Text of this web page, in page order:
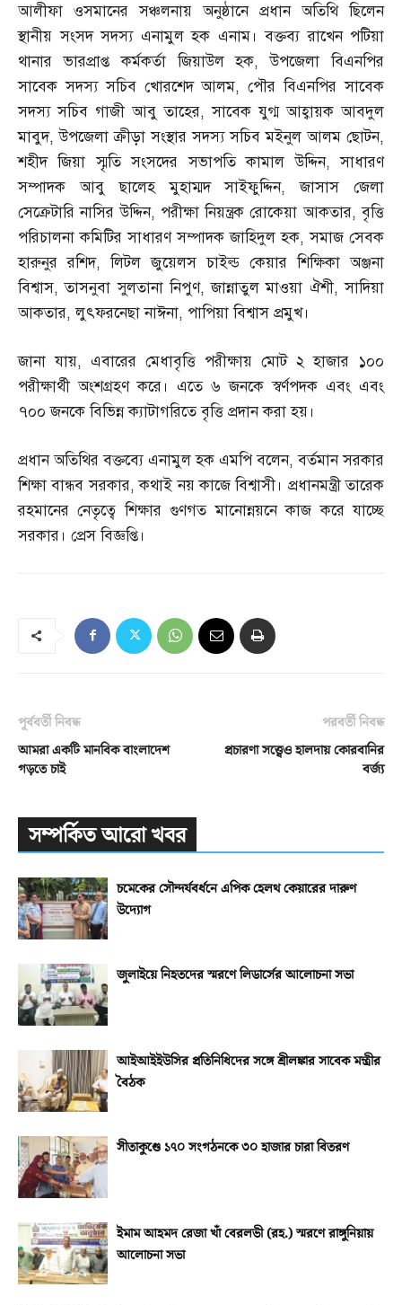
আলীফা ওসমানের সঞ্চলনায় অনুষ্ঠানে প্রধান অতিথি ছিলেন
স্থানীয় সংসদ সদস্য এনামুল হক এনাম। বক্তব্য রাখেন পটিয়া
থানার ভারপ্রাপ্ত কর্মকর্তা জিয়াউল হক,উপজেলা বিএনপির
সাবেক সদস্য সচিব খোরশেদ আলম,পৌর বিএনপির সাবেক
সদস্য সচিব গাজী আবু তাহের,সাবেক যুগ্ম আহ্বায়ক আবদুল
মাবুদ,উপজেলা ক্রীড়া সংস্থার সদস্য সচিব মইনুল আলম ছোটন,
শহীদ জিয়া স্মৃতি সংসদের সভাপতি কামাল উদ্দিন,সাধারণ
সম্পাদক আবু ছালেহ মুহাম্মদ সাইফুদ্দিন,জাসাস জেলা
সেক্রেটারি নাসির উদ্দিন, পরীক্ষা নিয়ন্ত্রক রোকেয়া আকতার,বৃত্তি
পরিচালনা কমিটির সাধারণ সম্পাদক জাহিদুল হক,সমাজ সেবক
হারুনুর রশিদ,লিটল জুয়েলস চাইল্ড কেয়ার শিক্ষিকা অঞ্জনা
বিশ্বাস,তাসনুবা সুলতানা নিপুণ,জান্নাতুল মাওয়া ঐশী,সাদিয়া
আকতার,লুৎফরনেছা নাঈনা, পাপিয়া বিশ্বাস প্রমুখ।
জানা যায়, এবারের মেধাবৃত্তি পরীক্ষায় মোট ২ হাজার ১০০
পরীক্ষার্থী অংশগ্রহণ করে। এতে ৬ জনকে স্বর্ণপদক এবং এবং
৭০০ জনকে বিভিন্ন ক্যাটাগরিতে বৃত্তি প্রদান করা হয়।
প্রধান অতিথির বক্তব্যে এনামুল হক এমপি বলেন,বর্তমান সরকার
শিক্ষা বান্ধব সরকার,কথাই নয় কাজে বিশ্বাসী। প্রধানমন্ত্রী তারেক
রহমানের নেতৃত্বে শিক্ষার গুণগত মানোন্নয়নে কাজ করে যাচ্ছে
সরকার। প্রেস বিজ্ঞপ্তি।
পূর্ববর্তী নিবন্ধ
আমরা একটি মানবিক বাংলাদেশ
গড়তে চাই
পরবর্তী নিবন্ধ
প্রচারণা সত্ত্বেও হালদায় কোরবানির
বর্জ্য
সম্পর্কিত আরো খবর
চমেকের সৌন্দর্যবর্ধনে এপিক হেলথ কেয়ারের দারুণ
উদ্যোগ
জুলাইয়ে নিহতদের স্মরণে লিডার্সের আলোচনা সভা
আইআইইউসির প্রতিনিধিদের সঙ্গে শ্রীলঙ্কার সাবেক মন্ত্রীর
বৈঠক
সীতাকুণ্ডে ১৭০ সংগঠনকে ৩০ হাজার চারা বিতরণ
ইমাম আহমদ রেজা খাঁ বেরলভী (রহ.) স্মরণে রাঙ্গুনিয়ায়
আলোচনা সভা